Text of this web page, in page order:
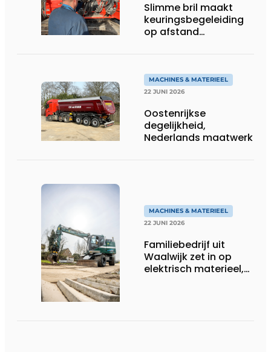
Slimme bril maakt
keuringsbegeleiding
op afstand
MACHINES & MATERIEEL
22 JUNI 2026
Oostenrijkse
degelijkheid,
Nederlands maatwerk
MACHINES & MATERIEEL
22 JUNI 2026
Familiebedrijf uit
Waalwijk zet in op
elektrisch materieel,